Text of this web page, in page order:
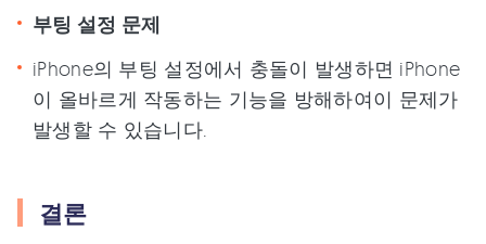
부팅 설정 문제
iPhone의 부팅 설정에서 충돌이 발생하면 iPhone
이 올바르게 작동하는 기능을 방해하여이 문제가
발생할 수 있습니다.
결론